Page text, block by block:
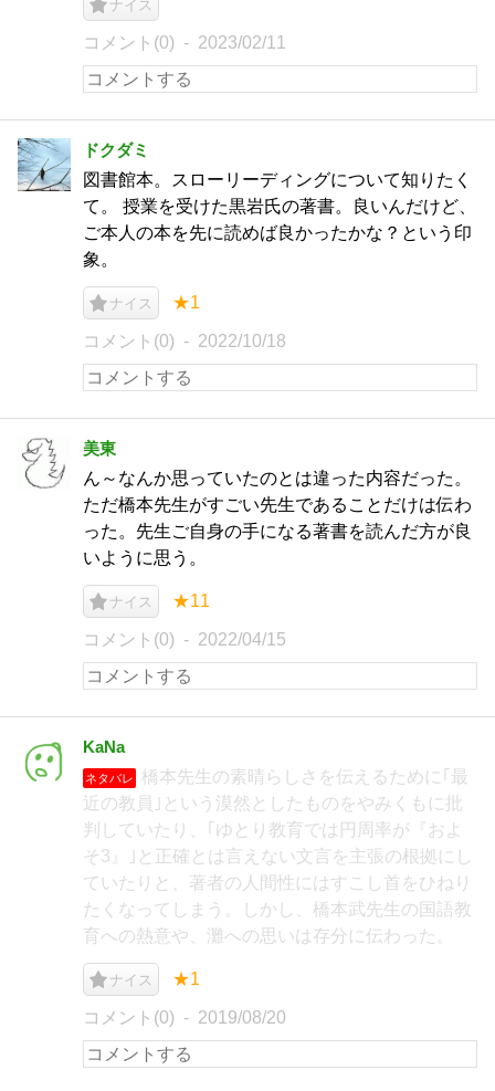
ナイス
コメント(0) 2023/02/11
ドクダミ
図書館本。スローリーディングについて知りたく
て。 授業を受けた黒岩氏の著書。良いんだけど、
ご本人の本を先に読めば良かったかな？という印
象。
ナイス ★1
コメント(0) 2022/10/18
美東
ん～なんか思っていたのとは違った内容だった。
ただ橋本先生がすごい先生であることだけは伝わ
った。先生ご自身の手になる著書を読んだ方が良
いように思う。
ナイス ★11
コメント(0) 2022/04/15
KaNa
ネタバレ
橋本先生の素晴らしさを伝えるために｢最
近の教員｣という漠然としたものをやみくもに批
判していたり、｢ゆとり教育では円周率が『およ
そ3』｣と正確とは言えない文言を主張の根拠にし
ていたりと、著者の人間性にはすこし首をひねり
たくなってしまう。しかし、橋本武先生の国語教
育への熱意や、灘への思いは存分に伝わった。
ナイス ★1
コメント(0) 2019/08/20